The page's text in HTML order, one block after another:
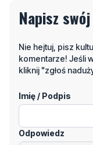
Napisz
Nie hejtuj, pisz
komentarze! Jeśli
kliknij "zgłoś
Imię / Podpis
Odpowiedz